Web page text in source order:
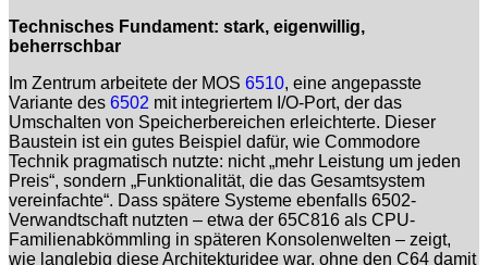
Technisches Fundament: stark, eigenwillig,
beherrschbar
Im Zentrum arbeitete der MOS 6510, eine angepasste
Variante des 6502 mit integriertem I/O-Port, der das
Umschalten von Speicherbereichen erleichterte. Dieser
Baustein ist ein gutes Beispiel dafür, wie Commodore
Technik pragmatisch nutzte: nicht „mehr Leistung um jeden
Preis“, sondern „Funktionalität, die das Gesamtsystem
vereinfachte“. Dass spätere Systeme ebenfalls 6502-
Verwandtschaft nutzten – etwa der 65C816 als CPU-
Familienabkömmling in späteren Konsolenwelten – zeigt,
wie langlebig diese Architekturidee war, ohne den C64 damit